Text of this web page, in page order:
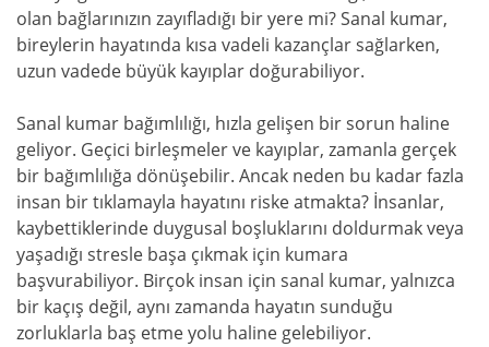
olan bağlarınızın zayıfladığı bir yere mi? Sanal kumar,
bireylerin hayatında kısa vadeli kazançlar sağlarken,
uzun vadede büyük kayıplar doğurabiliyor.
Sanal kumar bağımlılığı, hızla gelişen bir sorun haline
geliyor. Geçici birleşmeler ve kayıplar, zamanla gerçek
bir bağımlılığa dönüşebilir. Ancak neden bu kadar fazla
insan bir tıklamayla hayatını riske atmakta? İnsanlar,
kaybettiklerinde duygusal boşluklarını doldurmak veya
yaşadığı stresle başa çıkmak için kumara
başvurabiliyor. Birçok insan için sanal kumar, yalnızca
bir kaçış değil, aynı zamanda hayatın sunduğu
zorluklarla baş etme yolu haline gelebiliyor.